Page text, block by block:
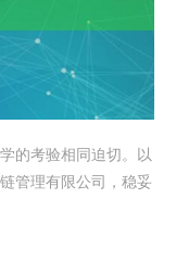
的考验相同迫切。以
管理有限公司，稳妥